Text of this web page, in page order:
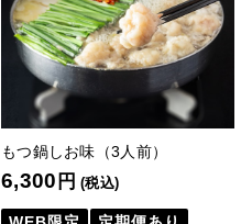
もつ鍋しお味（3人前）
6,300 円 (税込)